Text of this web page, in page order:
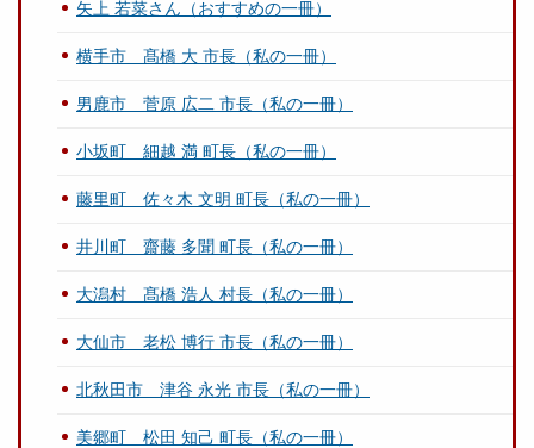
矢上 若菜さん（おすすめの一冊）
横手市 髙橋 大 市長（私の一冊）
男鹿市 菅原 広二 市長（私の一冊）
小坂町 細越 満 町長（私の一冊）
藤里町 佐々木 文明 町長（私の一冊）
井川町 齋藤 多聞 町長（私の一冊）
大潟村 髙橋 浩人 村長（私の一冊）
大仙市 老松 博行 市長（私の一冊）
北秋田市 津谷 永光 市長（私の一冊）
美郷町 松田 知己 町長（私の一冊）